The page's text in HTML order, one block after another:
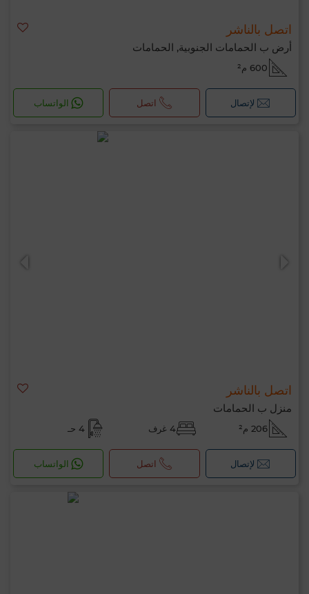
اتصل بالناشر
أرض ب الحمامات الجنوبية, الحمامات
600 م²
لإتصال اتصل الواتساب
اتصل بالناشر
منزل ب الحمامات
206 م² 4 غرف 4 حـ
لإتصال اتصل الواتساب